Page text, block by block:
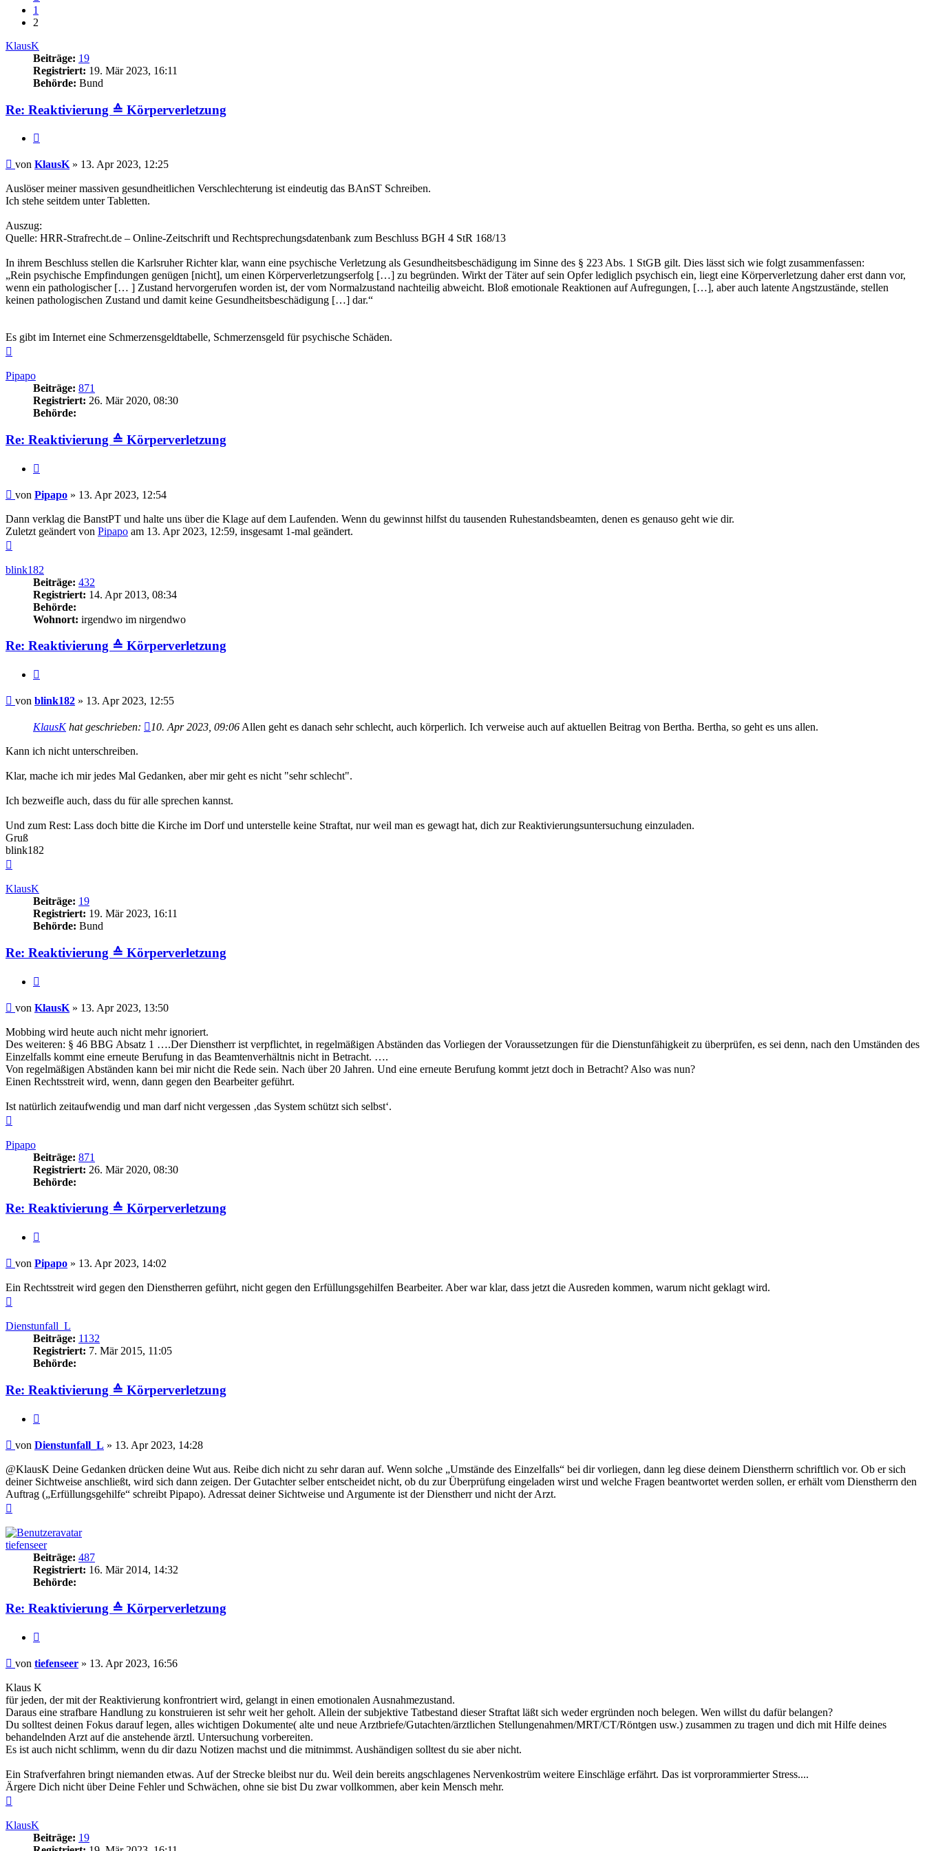
1
2
KlausK
Beiträge: 19
Registriert: 19. Mär 2023, 16:11
Behörde: Bund
Re: Reaktivierung ≙ Körperverletzung
Beitrag
von KlausK » 13. Apr 2023, 12:25
Auslöser meiner massiven gesundheitlichen Verschlechterung ist eindeutig das BAnST Schreiben.
Ich stehe seitdem unter Tabletten.
Auszug:
Quelle: HRR-Strafrecht.de – Online-Zeitschrift und Rechtsprechungsdatenbank zum Beschluss BGH 4 StR 168/13
In ihrem Beschluss stellen die Karlsruher Richter klar, wann eine psychische Verletzung als Gesundheitsbeschädigung im Sinne des § 223 Abs. 1 StGB gilt. Dies lässt sich wie folgt zusammenfassen:
„Rein psychische Empfindungen genügen [nicht], um einen Körperverletzungserfolg […] zu begründen. Wirkt der Täter auf sein Opfer lediglich psychisch ein, liegt eine Körperverletzung daher erst dann vor,
wenn ein pathologischer [… ] Zustand hervorgerufen worden ist, der vom Normalzustand nachteilig abweicht. Bloß emotionale Reaktionen auf Aufregungen, […], aber auch latente Angstzustände, stellen
keinen pathologischen Zustand und damit keine Gesundheitsbeschädigung […] dar.“
Es gibt im Internet eine Schmerzensgeldtabelle, Schmerzensgeld für psychische Schäden.
Pipapo
Beiträge: 871
Registriert: 26. Mär 2020, 08:30
Behörde:
Re: Reaktivierung ≙ Körperverletzung
Beitrag
von Pipapo » 13. Apr 2023, 12:54
Dann verklag die BanstPT und halte uns über die Klage auf dem Laufenden. Wenn du gewinnst hilfst du tausenden Ruhestandsbeamten, denen es genauso geht wie dir.
Zuletzt geändert von Pipapo am 13. Apr 2023, 12:59, insgesamt 1-mal geändert.
blink182
Beiträge: 432
Registriert: 14. Apr 2013, 08:34
Behörde:
Wohnort: irgendwo im nirgendwo
Re: Reaktivierung ≙ Körperverletzung
Beitrag
von blink182 » 13. Apr 2023, 12:55
KlausKhat geschrieben: 10. Apr 2023, 09:06 Allen geht es danach sehr schlecht, auch körperlich. Ich verweise auch auf aktuellen Beitrag von Bertha. Bertha, so geht es uns allen.
Kann ich nicht unterschreiben.
Klar, mache ich mir jedes Mal Gedanken, aber mir geht es nicht "sehr schlecht".
Ich bezweifle auch, dass du für alle sprechen kannst.
Und zum Rest: Lass doch bitte die Kirche im Dorf und unterstelle keine Straftat, nur weil man es gewagt hat, dich zur Reaktivierungsuntersuchung einzuladen.
Gruß
blink182
KlausK
Beiträge: 19
Registriert: 19. Mär 2023, 16:11
Behörde: Bund
Re: Reaktivierung ≙ Körperverletzung
Beitrag
von KlausK » 13. Apr 2023, 13:50
Mobbing wird heute auch nicht mehr ignoriert.
Des weiteren: § 46 BBG Absatz 1 ….Der Dienstherr ist verpflichtet, in regelmäßigen Abständen das Vorliegen der Voraussetzungen für die Dienstunfähigkeit zu überprüfen, es sei denn, nach den Umständen des
Einzelfalls kommt eine erneute Berufung in das Beamtenverhältnis nicht in Betracht. ….
Von regelmäßigen Abständen kann bei mir nicht die Rede sein. Nach über 20 Jahren. Und eine erneute Berufung kommt jetzt doch in Betracht? Also was nun?
Einen Rechtsstreit wird, wenn, dann gegen den Bearbeiter geführt.
Ist natürlich zeitaufwendig und man darf nicht vergessen ‚das System schützt sich selbst‘.
Pipapo
Beiträge: 871
Registriert: 26. Mär 2020, 08:30
Behörde:
Re: Reaktivierung ≙ Körperverletzung
Beitrag
von Pipapo » 13. Apr 2023, 14:02
Ein Rechtsstreit wird gegen den Dienstherren geführt, nicht gegen den Erfüllungsgehilfen Bearbeiter. Aber war klar, dass jetzt die Ausreden kommen, warum nicht geklagt wird.
Dienstunfall_L
Beiträge: 1132
Registriert: 7. Mär 2015, 11:05
Behörde:
Re: Reaktivierung ≙ Körperverletzung
Beitrag
von Dienstunfall_L » 13. Apr 2023, 14:28
@KlausK Deine Gedanken drücken deine Wut aus. Reibe dich nicht zu sehr daran auf. Wenn solche „Umstände des Einzelfalls“ bei dir vorliegen, dann leg diese deinem Dienstherrn schriftlich vor. Ob er sich
deiner Sichtweise anschließt, wird sich dann zeigen. Der Gutachter selber entscheidet nicht, ob du zur Überprüfung eingeladen wirst und welche Fragen beantwortet werden sollen, er erhält vom Dienstherrn den
Auftrag („Erfüllungsgehilfe“ schreibt Pipapo). Adressat deiner Sichtweise und Argumente ist der Dienstherr und nicht der Arzt.
tiefenseer
Beiträge: 487
Registriert: 16. Mär 2014, 14:32
Behörde:
Re: Reaktivierung ≙ Körperverletzung
Beitrag
von tiefenseer » 13. Apr 2023, 16:56
Klaus K
für jeden, der mit der Reaktivierung konfrontriert wird, gelangt in einen emotionalen Ausnahmezustand.
Daraus eine strafbare Handlung zu konstruieren ist sehr weit her geholt. Allein der subjektive Tatbestand dieser Straftat läßt sich weder ergründen noch belegen. Wen willst du dafür belangen?
Du solltest deinen Fokus darauf legen, alles wichtigen Dokumente( alte und neue Arztbriefe/Gutachten/ärztlichen Stellungenahmen/MRT/CT/Röntgen usw.) zusammen zu tragen und dich mit Hilfe deines
behandelnden Arzt auf die anstehende ärztl. Untersuchung vorbereiten.
Es ist auch nicht schlimm, wenn du dir dazu Notizen machst und die mitnimmst. Aushändigen solltest du sie aber nicht.
Ein Strafverfahren bringt niemanden etwas. Auf der Strecke bleibst nur du. Weil dein bereits angschlagenes Nervenkostrüm weitere Einschläge erfährt. Das ist vorprorammierter Stress....
Ärgere Dich nicht über Deine Fehler und Schwächen, ohne sie bist Du zwar vollkommen, aber kein Mensch mehr.
KlausK
Beiträge: 19